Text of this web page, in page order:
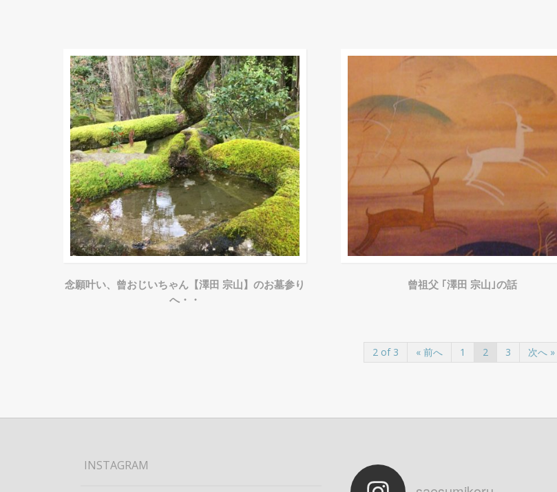
念願叶い、曾おじいちゃん【澤田 宗山】のお墓参り
へ・・
曾祖父 ｢澤田 宗山｣の話
« 前へ 1 2 3
saesumikoru
さらに読み込む